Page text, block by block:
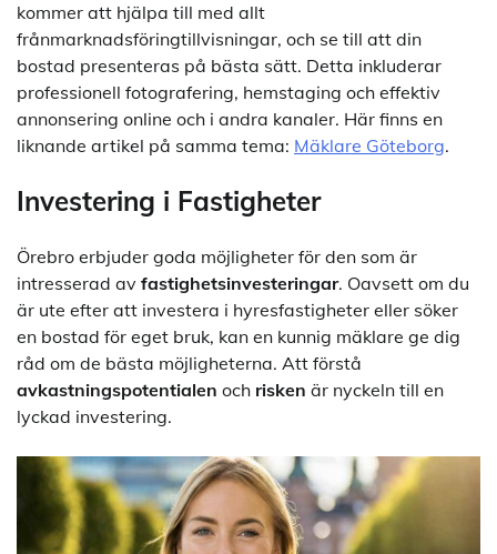
kommer att hjälpa till med allt
frånmarknadsföringtillvisningar, och se till att din
bostad presenteras på bästa sätt. Detta inkluderar
professionell fotografering, hemstaging och effektiv
annonsering online och i andra kanaler. Här finns en
liknande artikel på samma tema: Mäklare Göteborg.
Investering i Fastigheter
Örebro erbjuder goda möjligheter för den som är
intresserad av fastighetsinvesteringar. Oavsett om du
är ute efter att investera i hyresfastigheter eller söker
en bostad för eget bruk, kan en kunnig mäklare ge dig
råd om de bästa möjligheterna. Att förstå
avkastningspotentialen och risken är nyckeln till en
lyckad investering.